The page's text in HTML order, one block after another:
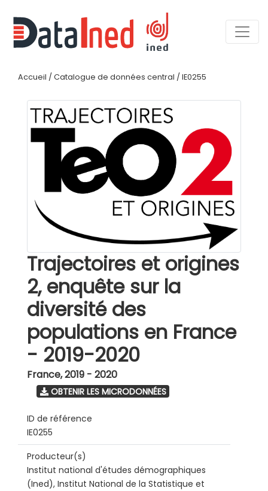
Accueil / Catalogue de données central / IE0255
Trajectoires et origines
2, enquête sur la
diversité des
populations en France
- 2019-2020
France,2019 - 2020
OBTENIR LES MICRODONNÉES
ID de référence
IE0255
Producteur(s)
Institut national d'études démographiques
(Ined), Institut National de la Statistique et